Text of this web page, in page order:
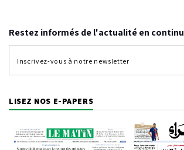
Restez informés de l'actualité en continu
LISEZ NOS E-PAPERS